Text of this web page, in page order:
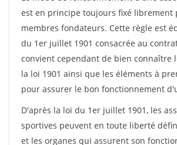
est en principe toujours fixé librement
membres fondateurs. Cette règle est
du 1er juillet 1901 consacrée au
convient cependant de bien connaître
la loi 1901 ainsi que les éléments à
pour assurer le bon fonctionnement
D'après la loi du 1er juillet 1901, les
sportives peuvent en toute liberté
et les organes qui assurent son